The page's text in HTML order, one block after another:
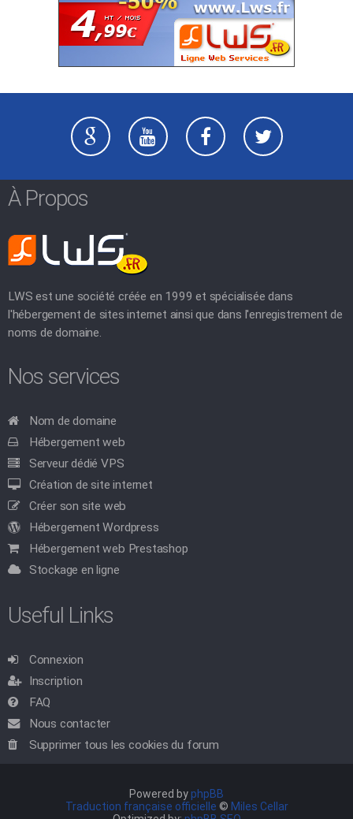
À Propos
LWS est une société créée en 1999 et spécialisée dans
l'hébergement de sites internet ainsi que dans l'enregistrement de
noms de domaine.
Nos services
Nom de domaine
Hébergement web
Serveur dédié VPS
Création de site internet
Créer son site web
Hébergement Wordpress
Hébergement web Prestashop
Stockage en ligne
Useful Links
Connexion
Inscription
FAQ
Nous contacter
Supprimer tous les cookies du forum
Powered byphpBB
Traduction française officielle © Miles Cellar